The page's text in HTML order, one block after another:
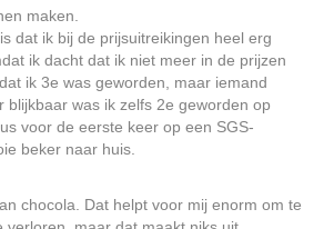
maken.
dat ik bij de prijsuitreikingen heel erg
ik dacht dat ik niet meer in de prijzen
ik 3e was geworden, maar iemand
blijkbaar was ik zelfs 2e geworden op
voor de eerste keer op een SGS-
beker naar huis.
chocola. Dat helpt voor mij enorm om te